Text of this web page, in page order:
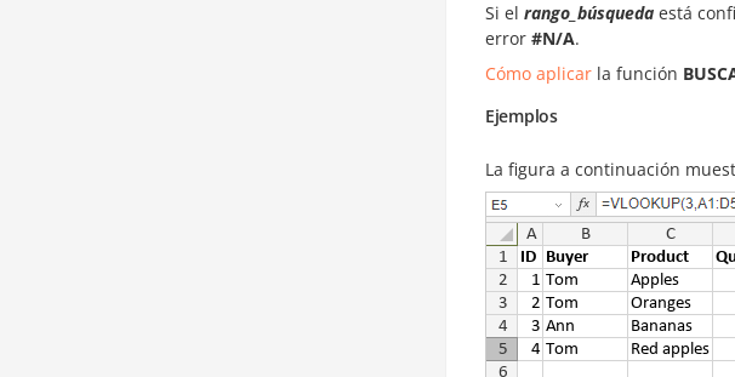
Si el rango_búsqueda está
error #N/A.
Cómo aplicar la función
Ejemplos
La figura a continuación